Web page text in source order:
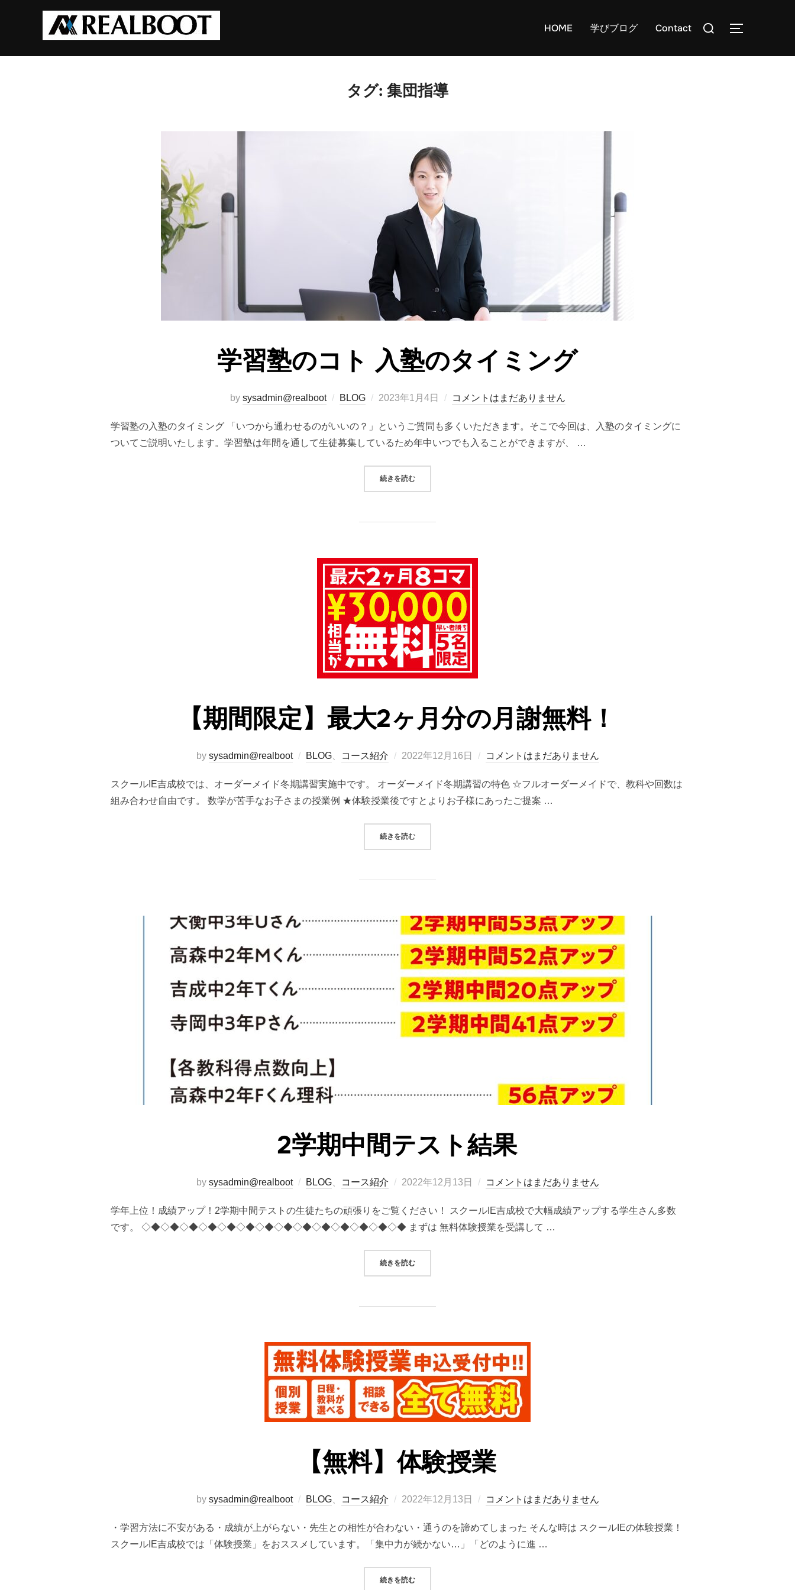
ン
HOME 学びブログ Contact
検
対
サイドバー
タグ: 集団指導
学習塾のコト 入塾のタイミング
by sysadmin@realboot BLOG
投
日:
2023年1月4日 コメントはまだありません
学習塾の入塾のタイミング 「いつから通わせるのがいいの？」というご質問も多くいただきます。そこで今回は、入塾のタイミングに
ついてご説明いたします。学習塾は年間を通して生徒募集しているため年中いつでも入ることができますが、 …
続きを読む“学習塾のコト 入塾のタイミング”
【期間限定】最大2ヶ月分の月謝無料！
by sysadmin@realboot BLOG、 コース紹介
投
日:
2022年12月16日 コメントはまだありません
スクールIE吉成校では、オーダーメイド冬期講習実施中です。 オーダーメイド冬期講習の特色 ☆フルオーダーメイドで、教科や回数は
組み合わせ自由です。 数学が苦手なお子さまの授業例 ★体験授業後ですとよりお子様にあったご提案 …
続きを読む“【期間限定】最大2ヶ月分の月謝無料！”
2学期中間テスト結果
by sysadmin@realboot BLOG、 コース紹介
投
日:
2022年12月13日 コメントはまだありません
学年上位！成績アップ！2学期中間テストの生徒たちの頑張りをご覧ください！ スクールIE吉成校で大幅成績アップする学生さん多数
です。 ◇◆◇◆◇◆◇◆◇◆◇◆◇◆◇◆◇◆◇◆◇◆◇◆◇◆◇◆ まずは 無料体験授業を受講して …
続きを読む“2学期中間テスト結果”
【無料】体験授業
by sysadmin@realboot BLOG、 コース紹介
投
日:
2022年12月13日 コメントはまだありません
・学習方法に不安がある・成績が上がらない・先生との相性が合わない・通うのを諦めてしまった そんな時は スクールIEの体験授業！
スクールIE吉成校では「体験授業」をおススメしています。「集中力が続かない…」「どのように進 …
続きを読む“【無料】体験授業”